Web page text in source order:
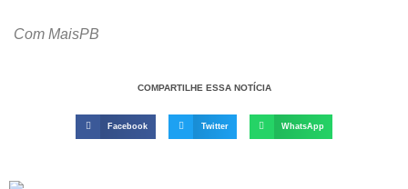
Com MaisPB
COMPARTILHE ESSA NOTÍCIA
Facebook Twitter WhatsApp